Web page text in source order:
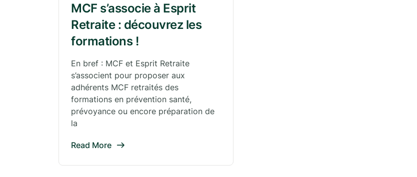
MCF s’associe à Esprit
Retraite : découvrez les
formations !
En bref : MCF et Esprit Retraite
s’associent pour proposer aux
adhérents MCF retraités des
formations en prévention santé,
prévoyance ou encore préparation de
la
Read More